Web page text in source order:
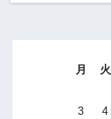
月
火
3
4